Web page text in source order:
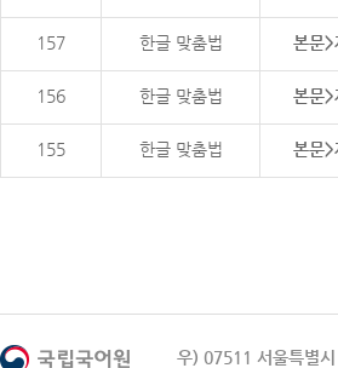
157 한글 맞춤법 본문
156 한글 맞춤법 본문
155 한글 맞춤법 본문
우) 07511 서울특별